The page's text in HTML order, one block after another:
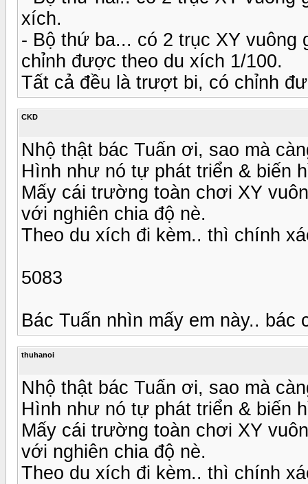
xích.
- Bộ thứ ba... có 2 trục XY vuông
chỉnh được theo du xích 1/100.
Tất cả đều là trượt bi, có chỉnh
CKD
Nhộ thật bác Tuấn ơi, sao mà
Hình như nó tự phát triển & biến
Mấy cái trường toàn chơi XY
với nghiên chia độ nè.
Theo du xích đi kèm.. thì chính
5083
Bác Tuấn nhìn mấy em này.. bác
thuhanoi
Nhộ thật bác Tuấn ơi, sao mà
Hình như nó tự phát triển & biến
Mấy cái trường toàn chơi XY
với nghiên chia độ nè.
Theo du xích đi kèm.. thì chính